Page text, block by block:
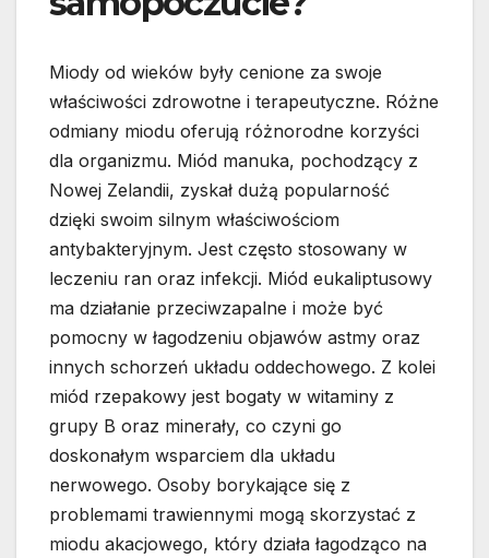
Miody od wieków były cenione za swoje
właściwości zdrowotne i terapeutyczne. Różne
odmiany miodu oferują różnorodne korzyści
dla organizmu. Miód manuka, pochodzący z
Nowej Zelandii, zyskał dużą popularność
dzięki swoim silnym właściwościom
antybakteryjnym. Jest często stosowany w
leczeniu ran oraz infekcji. Miód eukaliptusowy
ma działanie przeciwzapalne i może być
pomocny w łagodzeniu objawów astmy oraz
innych schorzeń układu oddechowego. Z kolei
miód rzepakowy jest bogaty w witaminy z
grupy B oraz minerały, co czyni go
doskonałym wsparciem dla układu
nerwowego. Osoby borykające się z
problemami trawiennymi mogą skorzystać z
miodu akacjowego, który działa łagodząco na